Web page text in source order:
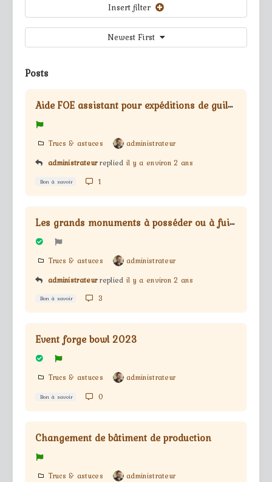
Insert filter
Newest First
Posts
A
ide FOE assistant pour expéditions de guilde
Trucs & astuces
administrateur
administrateur replied il y a environ 2 ans
Bon à savoir 1
L
es grands monuments à posséder ou à fuir !
Trucs & astuces
administrateur
administrateur replied il y a environ 2 ans
Bon à savoir 3
Event forge bowl 2023
Trucs & astuces administrateur
Bon à savoir 0
Changement de bâtiment de production
Trucs & astuces administrateur